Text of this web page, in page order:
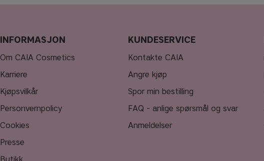
INFORMASJON
Om CAIA Cosmetics
Karriere
Kjøpsvilkår
Personvernpolicy
Cookies
Presse
KUNDESERVICE
Kontakte CAIA
Angre kjøp
Spor min bestilling
FAQ - anlige spørsmål og svar
Anmeldelser